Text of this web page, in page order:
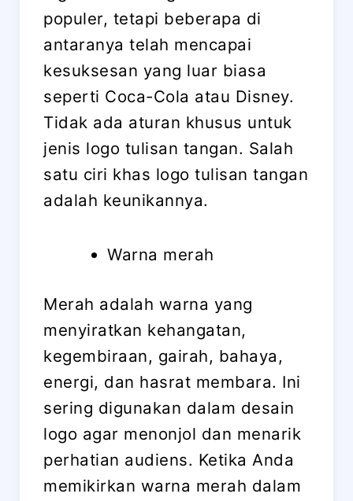
populer, tetapi beberapa di
antaranya telah mencapai
kesuksesan yang luar biasa
seperti Coca-Cola atau Disney.
Tidak ada aturan khusus untuk
jenis logo tulisan tangan. Salah
satu ciri khas logo tulisan tangan
adalah keunikannya.
Warna merah
Merah adalah warna yang
menyiratkan kehangatan,
kegembiraan, gairah, bahaya,
energi, dan hasrat membara. Ini
sering digunakan dalam desain
logo agar menonjol dan menarik
perhatian audiens. Ketika Anda
memikirkan warna merah dalam